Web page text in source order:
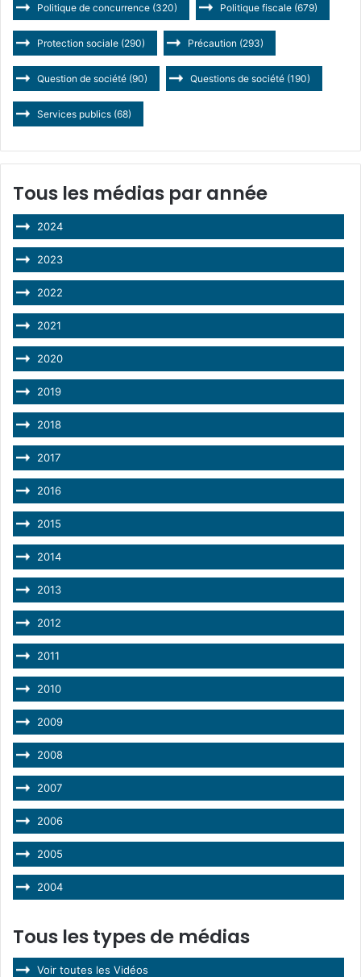
Politique de concurrence (320) Politique fiscale (679)
Protection sociale (290) Précaution (293)
Question de société (90) Questions de société (190)
Services publics (68)
Tous les médias par année
2024
2023
2022
2021
2020
2019
2018
2017
2016
2015
2014
2013
2012
2011
2010
2009
2008
2007
2006
2005
2004
Tous les types de médias
Voir toutes les Vidéos